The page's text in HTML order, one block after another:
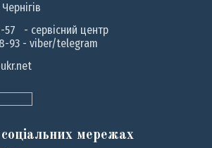
57 - сервісний центр
- viber/telegram
соціальних мережах